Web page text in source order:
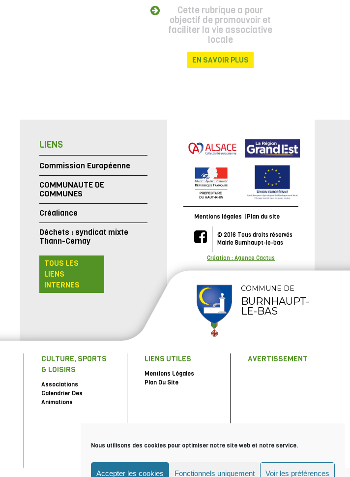
Nous utilisons des cookies pour optimiser notre site web et notre service.
Accepter les cookies Fonctionnels uniquement Voir les préférences
Cette rubrique a pour
objectif de promouvoir et
faciliter la vie associative
locale
EN SAVOIR PLUS
LIENS
Commission Européenne
COMMUNAUTE DE
COMMUNES
Créaliance
Déchets : syndicat mixte
Thann-Cernay
TOUS LES
LIENS
INTERNES
Mentions légales Plan du site
© 2016 Tous droits réservés
Mairie Burnhaupt-le-bas
Création : Agence Cactus
COMMUNE DE
BURNHAUPT-
LE-BAS
CULTURE, SPORTS
& LOISIRS
Associations
Calendrier Des
Animations
LIENS UTILES
Mentions Légales
Plan Du Site
AVERTISSEMENT